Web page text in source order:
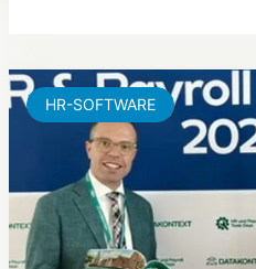
HR-SOFTWARE